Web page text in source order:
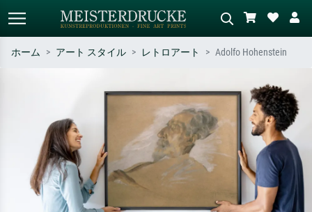
– 例：モネ、星月夜、印象派、北
斎の波、ヌード。
シーンを説明してください – 例：
緑の草原、赤の多い抽象画、暗い
油絵、木のそばの立ち姿のヌー
ホーム アート スタイル レトロアート Adolfo Hohenstein